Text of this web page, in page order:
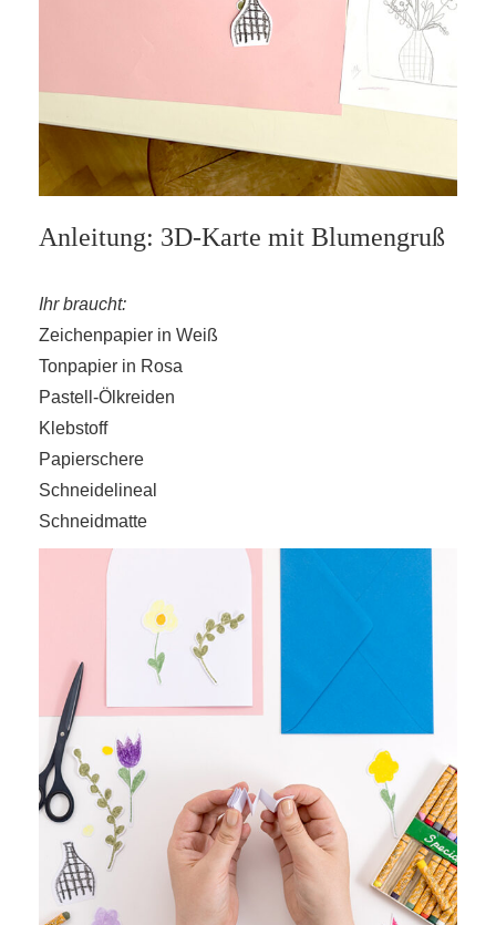
Anleitung: 3D-Karte mit Blumengruß
Ihr braucht:
Zeichenpapier in Weiß
Tonpapier in Rosa
Pastell-Ölkreiden
Klebstoff
Papierschere
Schneidelineal
Schneidmatte